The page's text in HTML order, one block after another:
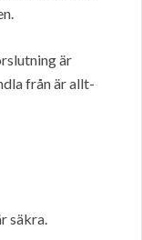
är
från är allt-
säkra.